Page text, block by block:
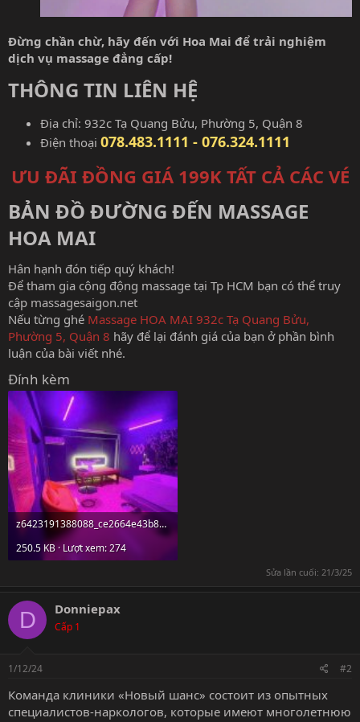
Đừng chần chừ, hãy đến với Hoa Mai để trải nghiệm
dịch vụ massage đẳng cấp!
THÔNG TIN LIÊN HỆ​
Địa chỉ: 932c Tạ Quang Bửu, Phường 5, Quận 8
Điện thoại 078.483.1111 - 076.324.1111
ƯU ĐÃI ĐỒNG GIÁ 199K TẤT CẢ CÁC VÉ
BẢN ĐỒ ĐƯỜNG ĐẾN MASSAGE
HOA MAI​
Hân hạnh đón tiếp quý khách!
Để tham gia cộng động massage tại Tp HCM bạn có thể truy
cập massagesaigon.net
Nếu từng ghé Massage HOA MAI 932c Tạ Quang Bửu,
Phường 5, Quận 8 hãy để lại đánh giá của bạn ở phần bình
luận của bài viết nhé.
Đính kèm
z6423191388088_ce2664e43b84e3fdd6e57bbd528fe6f5.jpg
250.5 KB · Lượt xem: 274
Sửa lần cuối: 21/3/25
D Donniepax
Cấp 1
1/12/24 #2
Команда клиники «Новый шанс» состоит из опытных
специалистов-наркологов, которые имеют многолетнюю